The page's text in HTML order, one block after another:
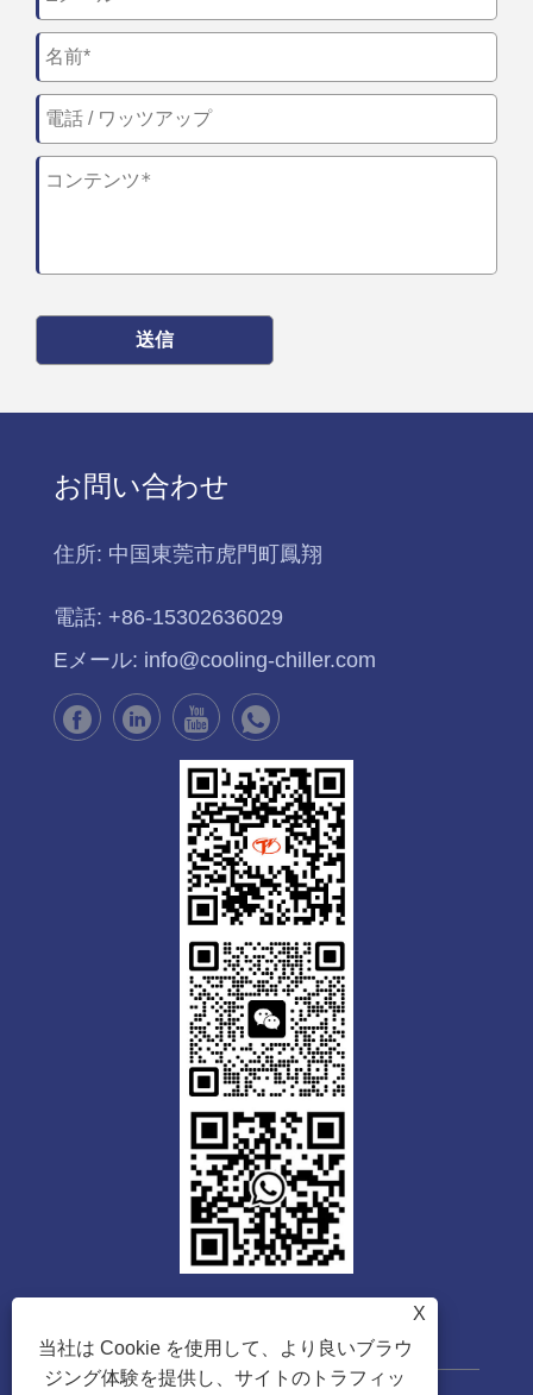
送信
お問い合わせ
住所: 中国東莞市虎門町鳳翔
電話: +86-15302636029
Eメール: info@cooling-chiller.com
X
当社は Cookie を使用して、より良いブラウ
ジング体験を提供し、サイトのトラフィッ